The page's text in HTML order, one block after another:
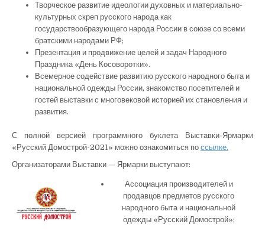
Творческое развитие идеологии духовных и материально-
культурных скреп русского народа как
государствообразующего народа России в союзе со всеми
братскими народами РФ;
Презентация и продвижение целей и задач Народного
Праздника «День Косоворотки».
Всемерное содействие развитию русского народного быта и
национальной одежды России, знакомство посетителей и
гостей выставки с многовековой историей их становления и
развития.
С полной версией программного буклета Выставки-Ярмарки
«Русский Домострой-2021» можно ознакомиться по ссылке.
Организаторами Выставки — Ярмарки выступают:
Ассоциация производителей и
продавцов предметов русского
народного быта и национальной
одежды «Русский Домострой»;